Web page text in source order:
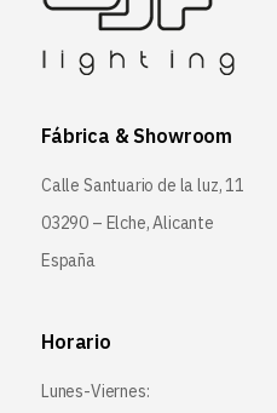
Fábrica & Showroom
Calle Santuario de la luz, 11
03290 – Elche, Alicante
España
Horario
Lunes-Viernes: